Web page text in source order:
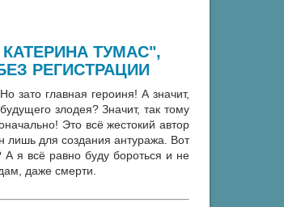
ТУМАС",
РЕГИСТРАЦИИ
зато главная героиня! А значит,
злодея? Значит, так тому
Это всё жестокий автор
лишь для создания антуража. Вот
А я всё равно буду бороться и не
даже смерти.